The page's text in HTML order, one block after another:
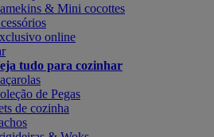
& Mini cocottes
online
tudo para cozinhar
de Pegas
de cozinha